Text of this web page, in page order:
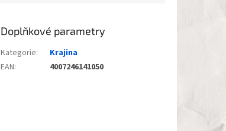
Doplňkové parametry
Kategorie:
Krajina
EAN: 4007246141050